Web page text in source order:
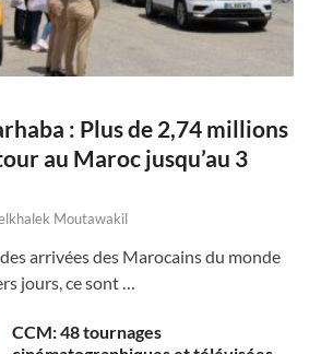
: Plus de 2,74 millions
au Maroc jusqu’au 3
Moutawakil
arrivées des Marocains du monde
jours, ce sont …
CCM: 48 tournages